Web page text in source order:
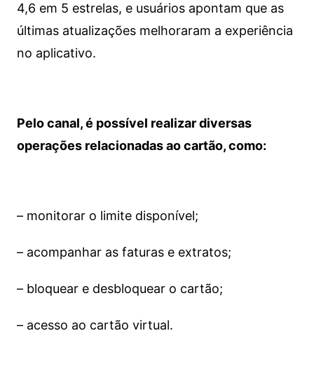
4,6 em 5 estrelas, e usuários apontam que as
últimas atualizações melhoraram a experiência
no aplicativo.
Pelo canal, é possível realizar diversas
operações relacionadas ao cartão, como:
– monitorar o limite disponível;
– acompanhar as faturas e extratos;
– bloquear e desbloquear o cartão;
– acesso ao cartão virtual.